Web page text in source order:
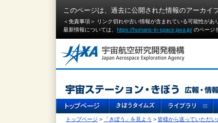
このページは、過去に公開された情報のアーカイ
＜免責事項＞ リンク切れや古い情報が含まれている可能性が
最新情報については、 https://humans-in-space.jaxa.jp/ のページ
トップページ > 「きぼう」を見よう > 皆様から送っていただい